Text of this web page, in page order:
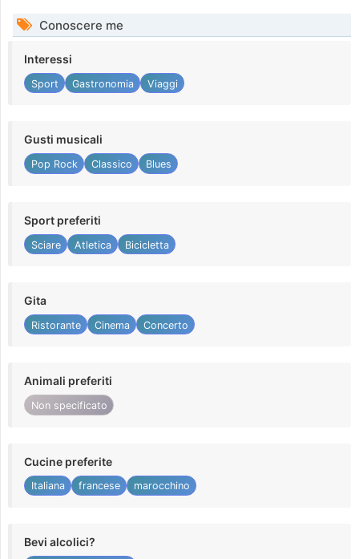
Conoscere me
Interessi
Sport Gastronomia Viaggi
Gusti musicali
Pop Rock Classico Blues
Sport preferiti
Sciare Atletica Bicicletta
Gita
Ristorante Cinema Concerto
Animali preferiti
Non specificato
Cucine preferite
Italiana francese marocchino
Bevi alcolici?